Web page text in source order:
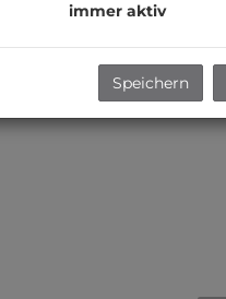
immer aktiv
Speichern